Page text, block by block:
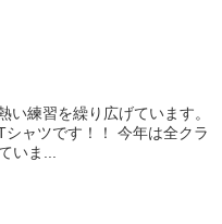
練習を繰り広げています。
ャツです！！ 今年は全クラ
いま...